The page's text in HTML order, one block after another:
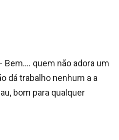
Bem…. quem não adora um
dá trabalho nenhum a a
bom para qualquer